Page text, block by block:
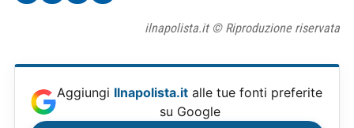
ilnapolista.it © Riproduzione riservata
Aggiungi Ilnapolista.it alle tue fonti preferite
su Google